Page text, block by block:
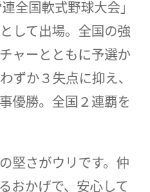
全国軟式野球大会」
して出場。全国の強
ャーとともに予選か
ずか３失点に抑え、
優勝。全国２連覇を
堅さがウリです。仲
おかげで、安心して